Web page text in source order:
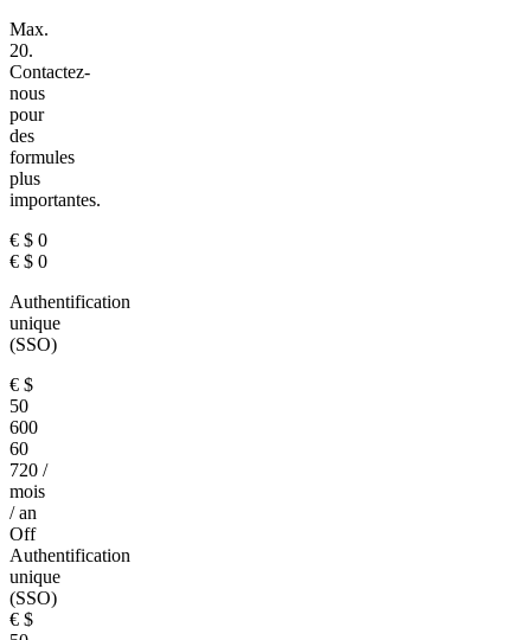
Max.
20.
Contactez-
nous
pour
des
formules
plus
importantes.
€ $ 0
€ $ 0
Authentification
unique
(SSO)
€ $
50
600
60
720 /
mois
/ an
Off
Authentification
unique
(SSO)
€ $